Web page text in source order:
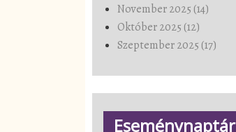
November 2025 (14)
Október 2025 (12)
Szeptember 2025 (17)
Eseménynaptár